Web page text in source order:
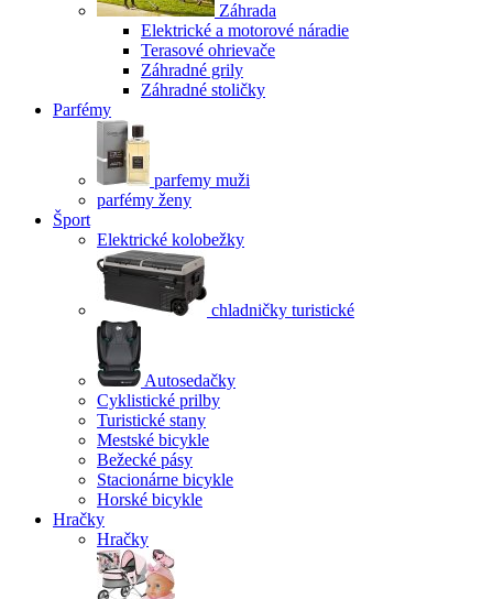
Záhrada
Elektrické a motorové náradie
Terasové ohrievače
Záhradné grily
Záhradné stoličky
Parfémy
parfemy muži
parfémy ženy
Šport
Elektrické kolobežky
chladničky turistické
Autosedačky
Cyklistické prilby
Turistické stany
Mestské bicykle
Bežecké pásy
Stacionárne bicykle
Horské bicykle
Hračky
Hračky